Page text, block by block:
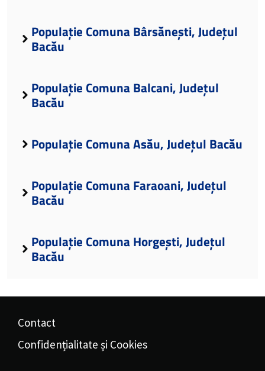
Populație Comuna Bârsănești, Județul
Bacău
Populație Comuna Balcani, Județul
Bacău
Populație Comuna Asău, Județul Bacău
Populație Comuna Faraoani, Județul
Bacău
Populație Comuna Horgești, Județul
Bacău
Contact
Confidențialitate și Cookies